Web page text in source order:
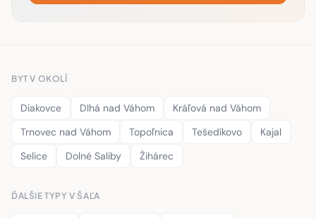
BYT V OKOLÍ
Diakovce Dlhá nad Váhom
Kráľová nad Váhom
Trnovec nad Váhom
Topoľnica Tešedíkovo
Kajal
Selice
Dolné Saliby Žihárec
ĎALŠIE TYPY V ŠAĽA